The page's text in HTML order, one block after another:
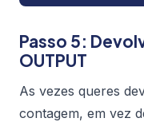
Passo 5:
OUTPUT
As vezes queres
contagem, em vez